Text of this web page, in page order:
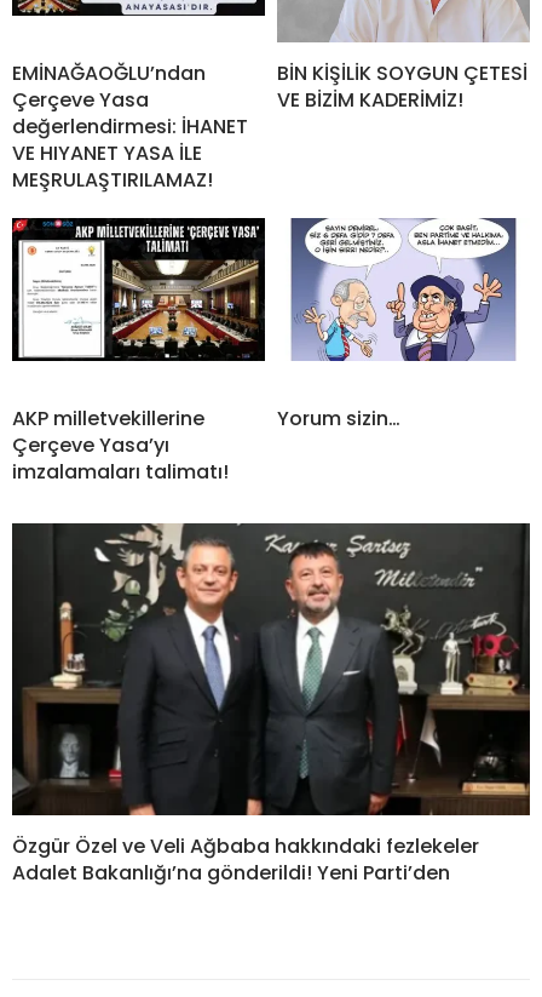
EMİNAĞAOĞLU’ndan
Çerçeve Yasa
değerlendirmesi: İHANET
VE HIYANET YASA İLE
MEŞRULAŞTIRILAMAZ!
BİN KİŞİLİK SOYGUN ÇETESİ
VE BİZİM KADERİMİZ!
AKP milletvekillerine
Çerçeve Yasa’yı
imzalamaları talimatı!
Yorum sizin…
Özgür Özel ve Veli Ağbaba hakkındaki fezlekeler
Adalet Bakanlığı’na gönderildi! Yeni Parti’den